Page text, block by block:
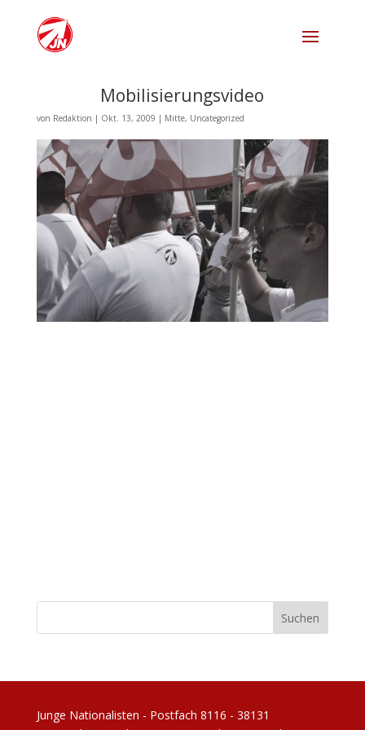
Mobilisierungsvideo
von Redaktion | Okt. 13, 2009 | Mitte, Uncategorized
Junge Nationalisten - Postfach 8116 - 38131